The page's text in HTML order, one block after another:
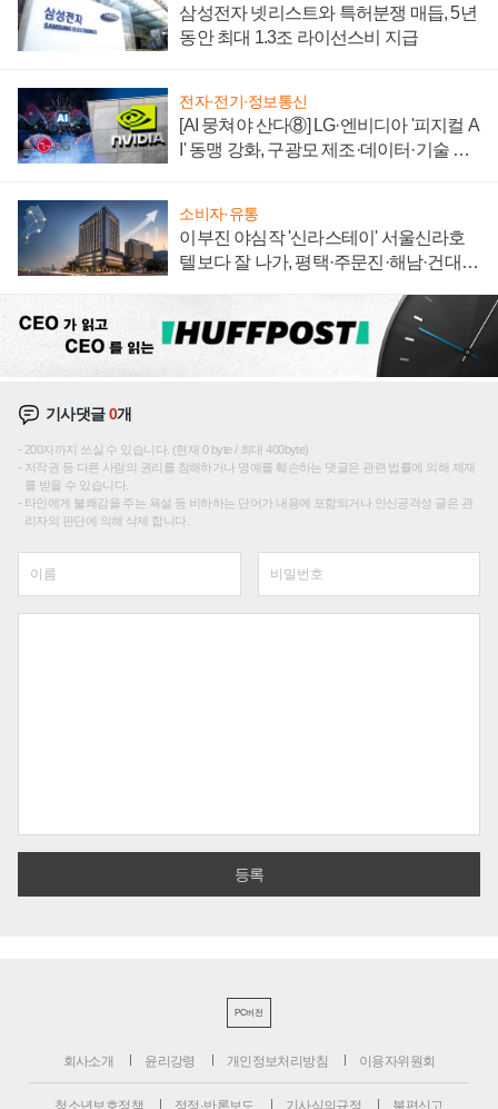
삼성전자 넷리스트와 특허분쟁 매듭, 5년
동안 최대 1.3조 라이선스비 지급
전자·전기·정보통신
[AI 뭉쳐야 산다⑧] LG·엔비디아 '피지컬 A
I' 동맹 강화, 구광모 제조·데이터·기술 결
소비자·유통
이부진 야심작 '신라스테이' 서울신라호
텔보다 잘 나가, 평택·주문진·해남·건대로
기사댓글0개
200자까지 쓰실 수 있습니다. (현재 0 byte / 최대 400byte)
저작권 등 다른 사람의 권리를 침해하거나 명예를 훼손하는 댓글은 관련 법률에 의해 제재
를 받을 수 있습니다.
타인에게 불쾌감을 주는 욕설 등 비하하는 단어가 내용에 포함되거나 인신공격성 글은 관
리자의 판단에 의해 삭제 합니다.
PC버전
회사소개 윤리강령 개인정보처리방침 이용자위원회